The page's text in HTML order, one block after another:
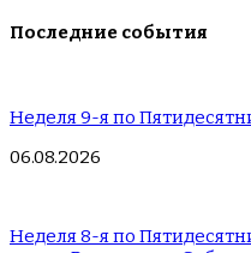
Последние события
Неделя 9-я по
06.08.2026
Неделя 8-я по